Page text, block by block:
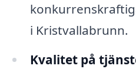
i Kristvallabrunn.
Kvalitet på